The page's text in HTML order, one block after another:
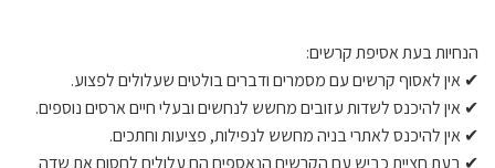
הנחיות בעת אסיפת קרשים:
✔ אין לאסוף קרשים עם מסמרים ודברים בולטים שעלולים לפצוע.
✔ אין להיכנס לשדות עזובים מחשש לנחשים ובעלי חיים ארסים נוספים.
✔ אין להיכנס לאתרי בניה מחשש לנפילות, פציעות וחתכים.
✔ בעת חציית כביש עם הקרשים הנאספים הם עלולים לחסום את שדה